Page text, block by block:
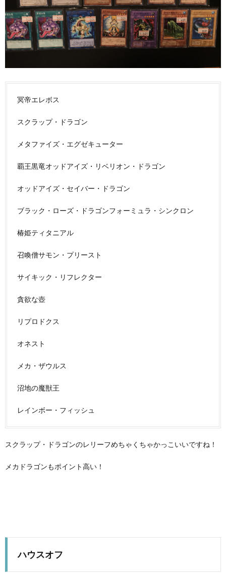
冥帝エレボス
スクラップ・ドラゴン
メタファイズ・エグゼキューター
覇王黒竜オッドアイズ・リベリオン・ドラゴン
オッドアイズ・セイバー・ドラゴン
ブラック・ローズ・ドラゴンフォーミュラ・シンクロン
椿姫ティタニアル
召喚僧サモン・プリースト
サイキック・リフレクター
貪欲な壺
リプロドクス
オネスト
メカ・ザウルス
沼地の魔獣王
レインボー・フィッシュ
スクラップ・ドラゴンのレリーフめちゃくちゃかっこいいですね！
メカドラゴンもポイント高い！
ハウスオフ